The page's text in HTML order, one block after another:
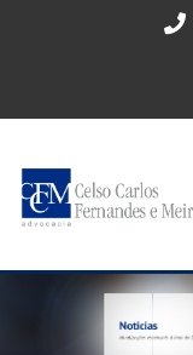
HOME
QUEM SOMOS